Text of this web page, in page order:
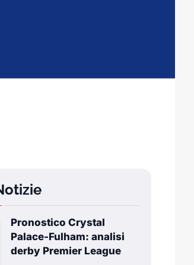
Pronostico Crystal
Palace-Fulham: analisi
derby Premier League